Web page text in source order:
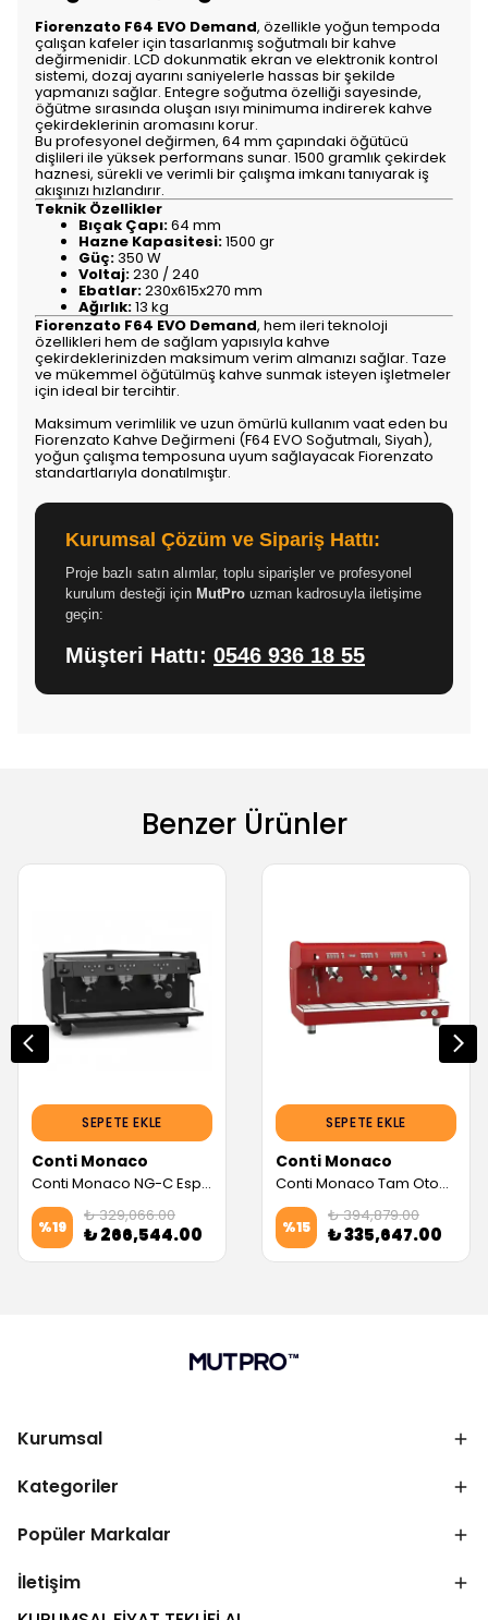
Fiorenzato F64 EVO Demand, özellikle yoğun tempoda
çalışan kafeler için tasarlanmış soğutmalı bir kahve
değirmenidir. LCD dokunmatik ekran ve elektronik kontrol
sistemi, dozaj ayarını saniyelerle hassas bir şekilde
yapmanızı sağlar. Entegre soğutma özelliği sayesinde,
öğütme sırasında oluşan ısıyı minimuma indirerek kahve
çekirdeklerinin aromasını korur.
Bu profesyonel değirmen, 64 mm çapındaki öğütücü
dişlileri ile yüksek performans sunar. 1500 gramlık çekirdek
haznesi, sürekli ve verimli bir çalışma imkanı tanıyarak iş
akışınızı hızlandırır.
Teknik Özellikler
Bıçak Çapı:64 mm
Hazne Kapasitesi:1500 gr
Güç:350 W
Voltaj:230 / 240
Ebatlar:230x615x270 mm
Ağırlık:13 kg
Fiorenzato F64 EVO Demand, hem ileri teknoloji
özellikleri hem de sağlam yapısıyla kahve
çekirdeklerinizden maksimum verim almanızı sağlar. Taze
ve mükemmel öğütülmüş kahve sunmak isteyen işletmeler
için ideal bir tercihtir.
Maksimum verimlilik ve uzun ömürlü kullanım vaat eden bu
Fiorenzato Kahve Değirmeni (F64 EVO Soğutmalı, Siyah),
yoğun çalışma temposuna uyum sağlayacak Fiorenzato
standartlarıyla donatılmıştır.
Kurumsal Çözüm ve Sipariş Hattı:
Proje bazlı satın alımlar, toplu siparişler ve profesyonel
kurulum desteği için MutPro uzman kadrosuyla iletişime
geçin:
Müşteri Hattı: 0546 936 18 55
Benzer Ürünler
SEPETE EKLE
Conti Monaco
Conti Monaco NG-C Espresso Kahve Makinesi, Siyah (3 Gruplu, Dozaj Ayarlı) (Servis Garantili)
%19
₺ 329,066.00
₺ 266,544.00
SEPETE EKLE
Conti Monaco
Conti Monaco Tam Otomatik Espresso Makinesi, X-ONE TCI Evo (3 Gruplu, Kırmızı) (Servis Garantili)
%15
₺ 394,879.00
₺ 335,647.00
Kurumsal
Kategoriler
Popüler Markalar
İletişim